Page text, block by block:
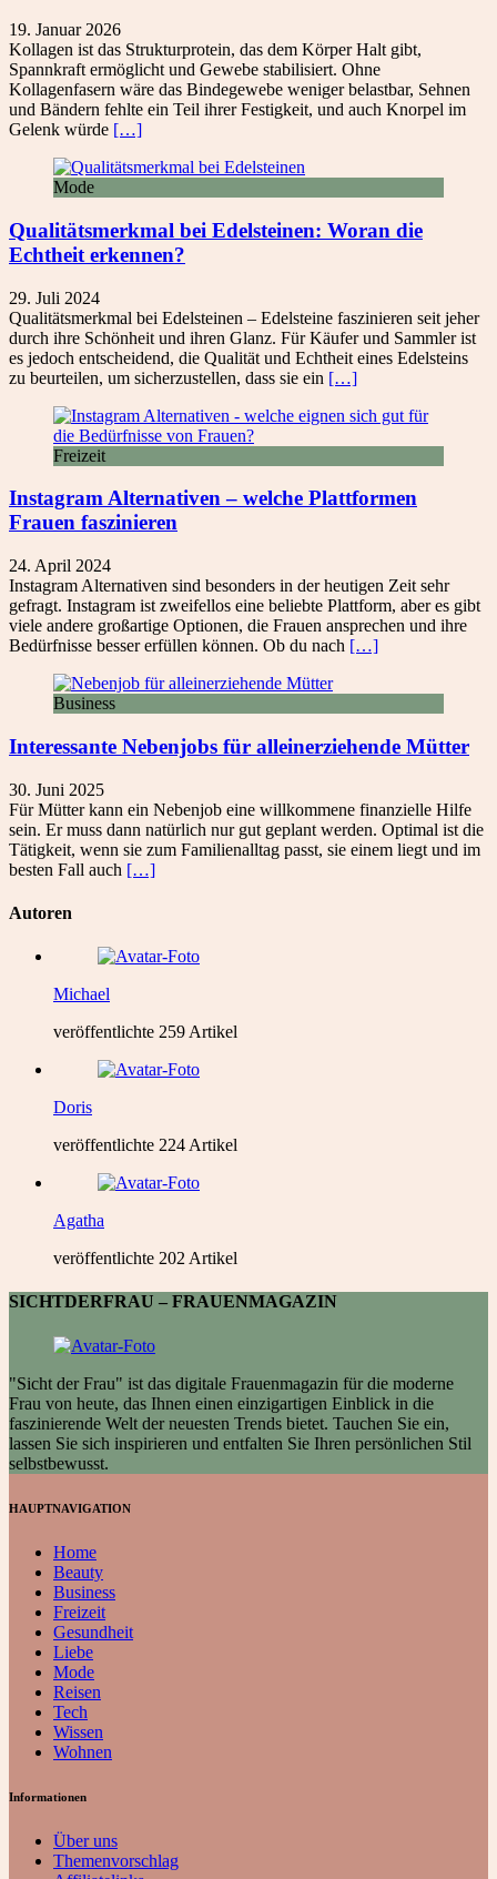
19. Januar 2026
Kollagen ist das Strukturprotein, das dem Körper Halt gibt,
Spannkraft ermöglicht und Gewebe stabilisiert. Ohne
Kollagenfasern wäre das Bindegewebe weniger belastbar, Sehnen
und Bändern fehlte ein Teil ihrer Festigkeit, und auch Knorpel im
Gelenk würde […]
Mode
Qualitätsmerkmal bei Edelsteinen: Woran die
Echtheit erkennen?
29. Juli 2024
Qualitätsmerkmal bei Edelsteinen – Edelsteine faszinieren seit jeher
durch ihre Schönheit und ihren Glanz. Für Käufer und Sammler ist
es jedoch entscheidend, die Qualität und Echtheit eines Edelsteins
zu beurteilen, um sicherzustellen, dass sie ein […]
Freizeit
Instagram Alternativen – welche Plattformen
Frauen faszinieren
24. April 2024
Instagram Alternativen sind besonders in der heutigen Zeit sehr
gefragt. Instagram ist zweifellos eine beliebte Plattform, aber es gibt
viele andere großartige Optionen, die Frauen ansprechen und ihre
Bedürfnisse besser erfüllen können. Ob du nach […]
Business
Interessante Nebenjobs für alleinerziehende Mütter
30. Juni 2025
Für Mütter kann ein Nebenjob eine willkommene finanzielle Hilfe
sein. Er muss dann natürlich nur gut geplant werden. Optimal ist die
Tätigkeit, wenn sie zum Familienalltag passt, sie einem liegt und im
besten Fall auch […]
Autoren
Michael
veröffentlichte 259 Artikel
Doris
veröffentlichte 224 Artikel
Agatha
veröffentlichte 202 Artikel
SICHTDERFRAU – FRAUENMAGAZIN
"Sicht der Frau" ist das digitale Frauenmagazin für die moderne
Frau von heute, das Ihnen einen einzigartigen Einblick in die
faszinierende Welt der neuesten Trends bietet. Tauchen Sie ein,
lassen Sie sich inspirieren und entfalten Sie Ihren persönlichen Stil
selbstbewusst.
HAUPTNAVIGATION
Home
Beauty
Business
Freizeit
Gesundheit
Liebe
Mode
Reisen
Tech
Wissen
Wohnen
Informationen
Über uns
Themenvorschlag